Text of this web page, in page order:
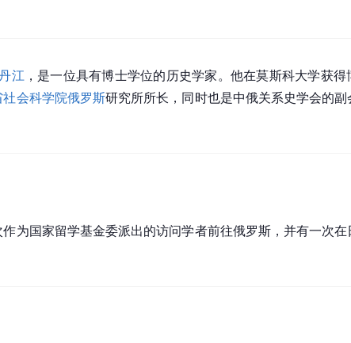
江 ，是一位具有博士学位的历史学家。他在莫斯科大学获
会科学院俄罗斯研究所所长，同时也是中俄关系史学会的
为国家留学基金委派出的访问学者前往俄罗斯，并有一次在